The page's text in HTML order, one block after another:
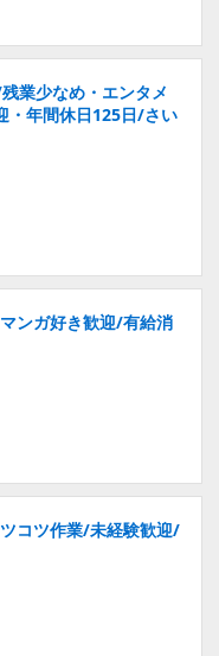
業少なめ・エンタメ
・年間休日125日/さい
ンガ好き歓迎/有給消
コツ作業/未経験歓迎/